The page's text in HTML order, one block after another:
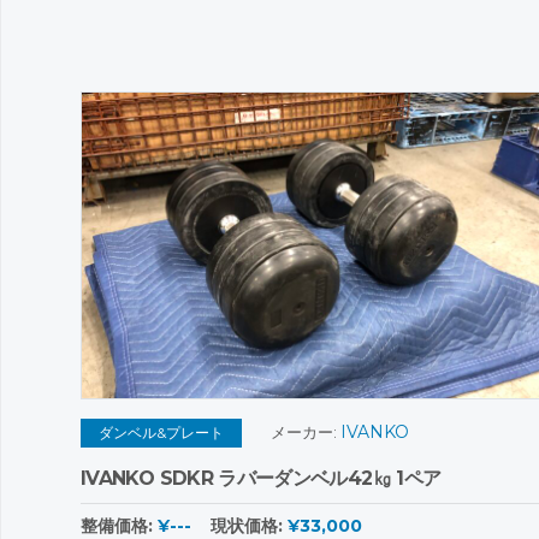
ダンベル&プレート メーカー: IVANKO
IVANKO SDKR ラバーダンベル42㎏ 1ペア
整備価格: ¥--- 現状価格: ¥33,000